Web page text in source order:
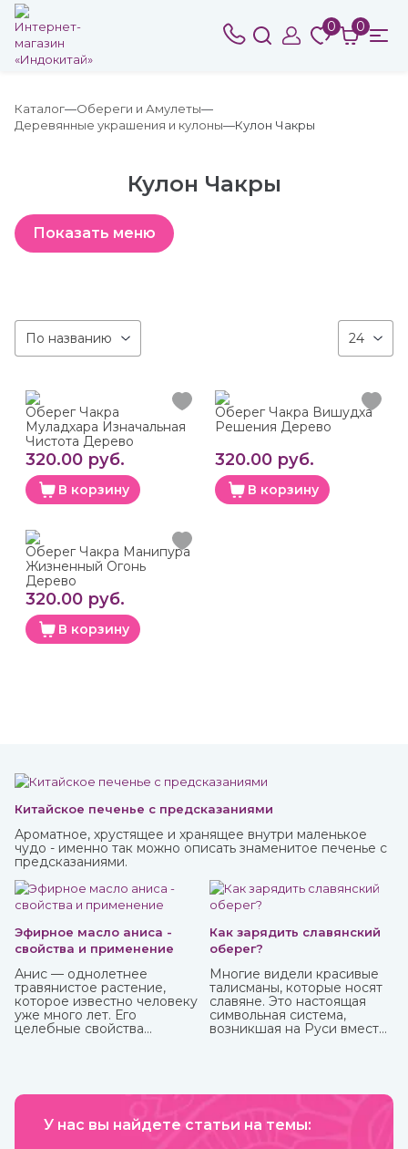
0 0
Каталог
Обереги и Амулеты
Деревянные украшения и кулоны
Кулон Чакры
Кулон Чакры
По названию 24
Оберег Чакра
Муладхара Изначальная
Чистота Дерево
320.00 руб.
В корзину
Оберег Чакра Вишудха
Решения Дерево
320.00 руб.
В корзину
Оберег Чакра Манипура
Жизненный Огонь
Дерево
320.00 руб.
В корзину
Китайское печенье с предсказаниями
Ароматное, хрустящее и хранящее внутри маленькое
чудо - именно так можно описать знаменитое печенье с
предсказаниями.
Эфирное масло аниса -
свойства и применение
Анис — однолетнее
травянистое растение,
которое известно человеку
уже много лет. Его
целебные свойства
Как зарядить славянский
оберег?
Многие видели красивые
талисманы, которые носят
славяне. Это настоящая
символьная система,
возникшая на Руси вместе
одежду, предметы
архитектуру жилищ. Таким
У нас вы найдете статьи на темы: